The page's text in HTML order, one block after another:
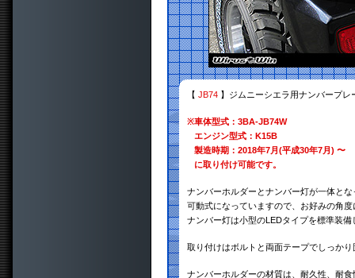
【 JB74 】ジムニーシエラ用ナンバープレ
※車体型式：3BA-JB74W
エンジン型式：K15B
製造時期：2018年7月(平成30年7月) 〜
に取り付け可能です。
ナンバーホルダーとナンバー灯が一体と
可動式になっていますので、お好みの角
ナンバー灯は小型のLEDタイプを標準装備
取り付けはボルトと両面テープでしっか
ナンバーホルダーの材質は、耐久性、耐